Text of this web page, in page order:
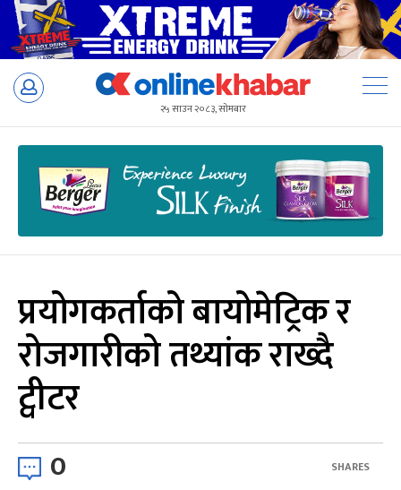
Skip
२५ साउन २०८३, सोमबार
प्रयोगकर्ताको बायोमेट्रिक र
रोजगारीको तथ्यांक राख्दै
ट्वीटर
0 SHARES